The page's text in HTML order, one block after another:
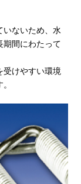
いないため、水
期間にわたって
受けやすい環境